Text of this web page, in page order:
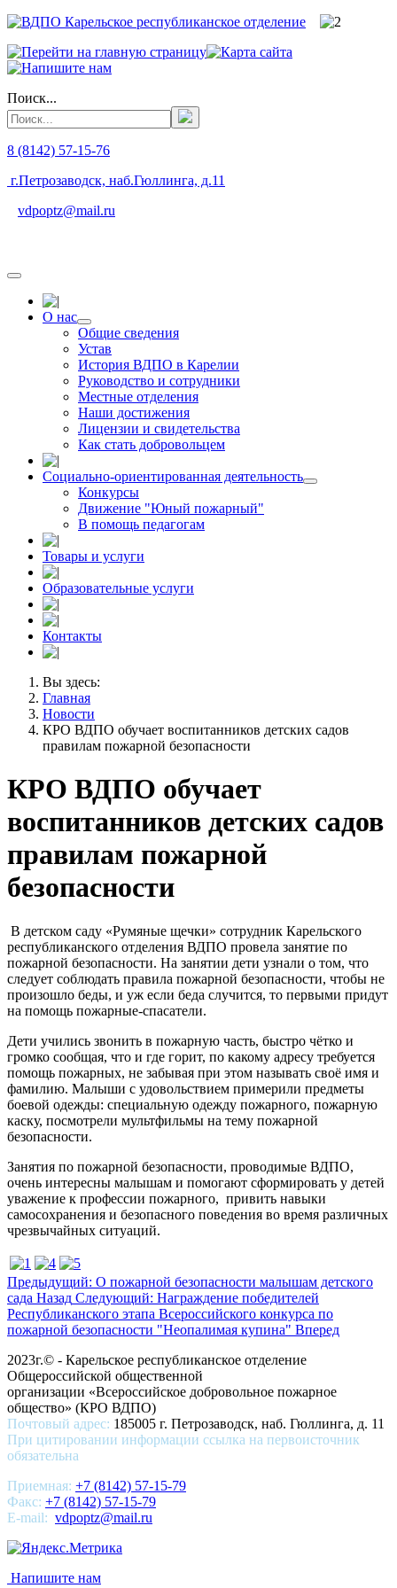
Поиск...
8 (8142) 57-15-76
г.Петрозаводск, наб.Гюллинга, д.11
vdpoptz@mail.ru
О нас
Общие сведения
Устав
История ВДПО в Карелии
Руководство и сотрудники
Местные отделения
Наши достижения
Лицензии и свидетельства
Как стать добровольцем
Социально-ориентированная деятельность
Конкурсы
Движение "Юный пожарный"
В помощь педагогам
Товары и услуги
Образовательные услуги
Контакты
Вы здесь:
Главная
Новости
КРО ВДПО обучает воспитанников детских садов
правилам пожарной безопасности
КРО ВДПО обучает
воспитанников детских садов
правилам пожарной
безопасности
В детском саду «Румяные щечки» сотрудник Карельского
республиканского отделения ВДПО провела занятие по
пожарной безопасности. На занятии дети узнали о том, что
следует соблюдать правила пожарной безопасности, чтобы не
произошло беды, и уж если беда случится, то первыми придут
на помощь пожарные-спасатели.
Дети учились звонить в пожарную часть, быстро чётко и
громко сообщая, что и где горит, по какому адресу требуется
помощь пожарных, не забывая при этом называть своё имя и
фамилию. Малыши с удовольствием примерили предметы
боевой одежды: специальную одежду пожарного, пожарную
каску, посмотрели мультфильмы на тему пожарной
безопасности.
Занятия по пожарной безопасности, проводимые ВДПО,
очень интересны малышам и помогают сформировать у детей
уважение к профессии пожарного, привить навыки
самосохранения и безопасного поведения во время различных
чрезвычайных ситуаций.
Предыдущий: О пожарной безопасности малышам детского
сада Назад Следующий: Награждение победителей
Республиканского этапа Всероссийского конкурса по
пожарной безопасности "Неопалимая купина" Вперед
2023г.© - Карельское республиканское отделение
Общероссийской общественной
организации «Всероссийское добровольное пожарное
общество» (КРО ВДПО)
Почтовый адрес: 185005 г. Петрозаводск, наб. Гюллинга, д. 11
При цитировании информации ссылка на первоисточник
обязательна
Приемная: +7 (8142) 57-15-79
Факс: +7 (8142) 57-15-79
E-mail: vdpoptz@mail.ru
Напишите нам